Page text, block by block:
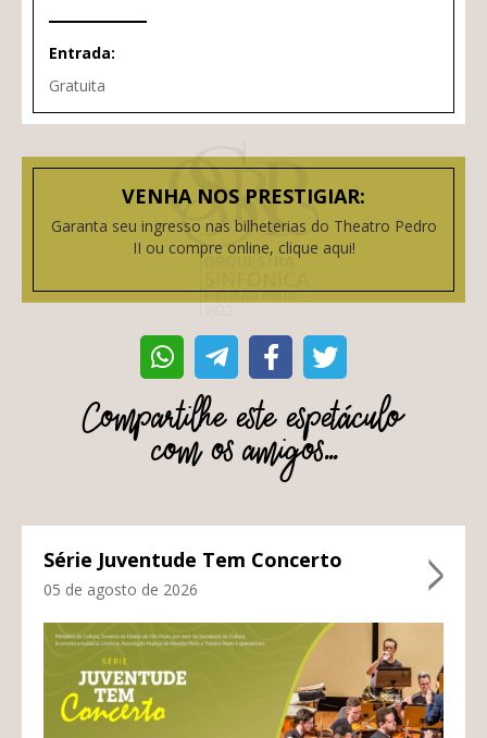
Entrada:
Gratuita
VENHA NOS PRESTIGIAR:
Garanta seu ingresso nas bilheterias do Theatro Pedro
II ou compre online, clique aqui!
Compartilhe este espetáculo
com os amigos...
Série Juventude Tem Concerto
05 de agosto de 2026